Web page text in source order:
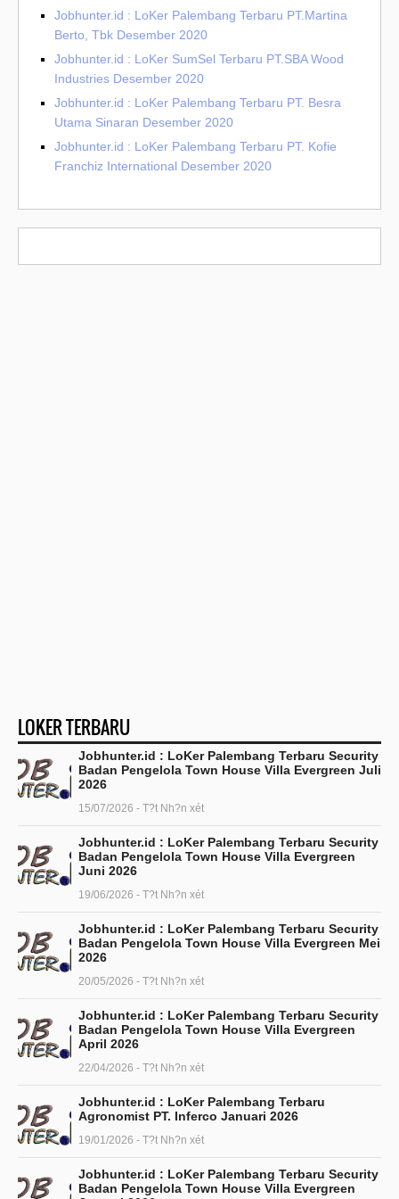
Jobhunter.id : LoKer Palembang Terbaru PT.Martina
Berto, Tbk Desember 2020
Jobhunter.id : LoKer SumSel Terbaru PT.SBA Wood
Industries Desember 2020
Jobhunter.id : LoKer Palembang Terbaru PT. Besra
Utama Sinaran Desember 2020
Jobhunter.id : LoKer Palembang Terbaru PT. Kofie
Franchiz International Desember 2020
LOKER TERBARU
Jobhunter.id : LoKer Palembang Terbaru Security
Badan Pengelola Town House Villa Evergreen Juli
2026
15/07/2026 - T?t Nh?n xét
Jobhunter.id : LoKer Palembang Terbaru Security
Badan Pengelola Town House Villa Evergreen
Juni 2026
19/06/2026 - T?t Nh?n xét
Jobhunter.id : LoKer Palembang Terbaru Security
Badan Pengelola Town House Villa Evergreen Mei
2026
20/05/2026 - T?t Nh?n xét
Jobhunter.id : LoKer Palembang Terbaru Security
Badan Pengelola Town House Villa Evergreen
April 2026
22/04/2026 - T?t Nh?n xét
Jobhunter.id : LoKer Palembang Terbaru
Agronomist PT. Inferco Januari 2026
19/01/2026 - T?t Nh?n xét
Jobhunter.id : LoKer Palembang Terbaru Security
Badan Pengelola Town House Villa Evergreen